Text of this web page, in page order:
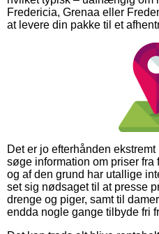
Fredericia, Grenaa eller
at levere din pakke til et
Det er jo efterhånden
søge information om priser
og af den grund har utallige
set sig nødsaget til at presse
drenge og piger, samt til
endda nogle gange tilbyde fri